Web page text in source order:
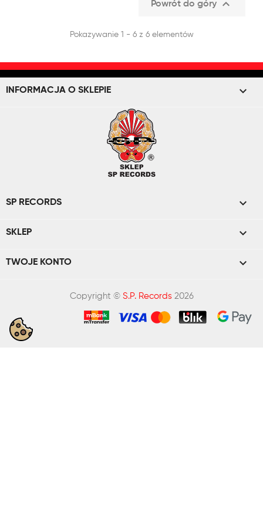
Powrót do góry 
Pokazywanie 1 - 6 z 6 elementów
INFORMACJA O SKLEPIE keyboard_arrow_down
SP RECORDS 
SKLEP 
TWOJE KONTO 
Copyright © S.P. Records2026